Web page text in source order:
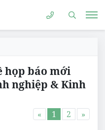
họp báo mới
nghiệp & Kinh
« 1 2 »